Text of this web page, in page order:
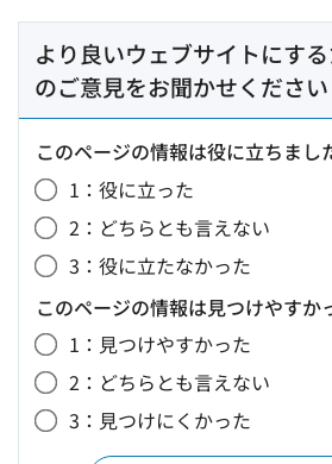
より良いウェブサイトにす
のご意見をお聞かせください
このページの情報は役に立ちまし
1：役に立った
2：どちらとも言えない
3：役に立たなかった
このページの情報は見つけやすか
1：見つけやすかった
2：どちらとも言えない
3：見つけにくかった